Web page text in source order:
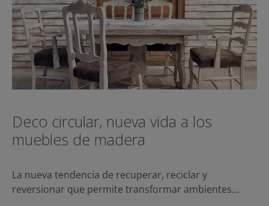
Deco circular, nueva vida a los
muebles de madera
La nueva tendencia de recuperar, reciclar y
reversionar que permite transformar ambientes…